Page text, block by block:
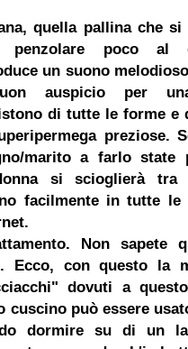
quella pallina che si
penzolare poco al
un suono
auspicio per
di tutte le forme e
preziose.
marito a farlo state
si scioglierà tra
facilmente in tutte le
Non sapete
Ecco, con questo la
dovuti a
cuscino può essere
dormire su di un